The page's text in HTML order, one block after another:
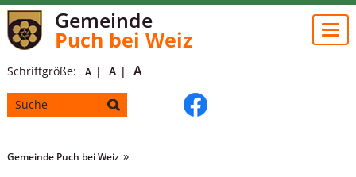
Gemeinde
Puch bei Weiz
Schriftgröße: A A A
Gemeinde Puch bei Weiz